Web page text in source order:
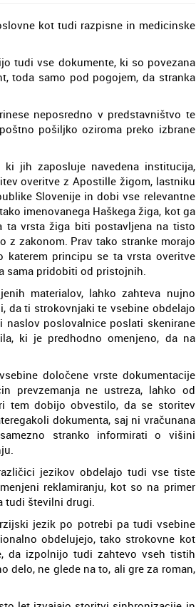
kot tudi razpisne in medicinske
tudi vse dokumente, ki so povezana
toda samo pod pogojem, da stranka
neposredno v predstavništvo te
pošiljko oziroma preko izbrane
jih zaposluje navedena institucija,
overitve z Apostille žigom, lastniku
Slovenije in dobi vse relevantne
imenovanega Haškega žiga, kot ga
ta vrsta žiga biti postavljena na tisto
z zakonom. Prav tako stranke morajo
principu se ta vrsta overitve
sama pridobiti od pristojnih.
materialov, lahko zahteva nujno
da ti strokovnjaki te vsebine obdelajo
naslov poslovalnice poslati skenirane
ki je predhodno omenjeno, da na
določene vrste dokumentacije
prevzemanja ne ustreza, lahko od
tem dobijo obvestilo, da se storitev
dokumenta, saj ni vračunana
stranko informirati o višini
jezikov obdelajo tudi vse tiste
reklamiranju, kot so na primer
tudi številni drugi.
jezik po potrebi pa tudi vsebine
obdelujejo, tako strokovne kot
da izpolnijo tudi zahtevo vseh tistih
delo, ne glede na to, ali gre za roman,